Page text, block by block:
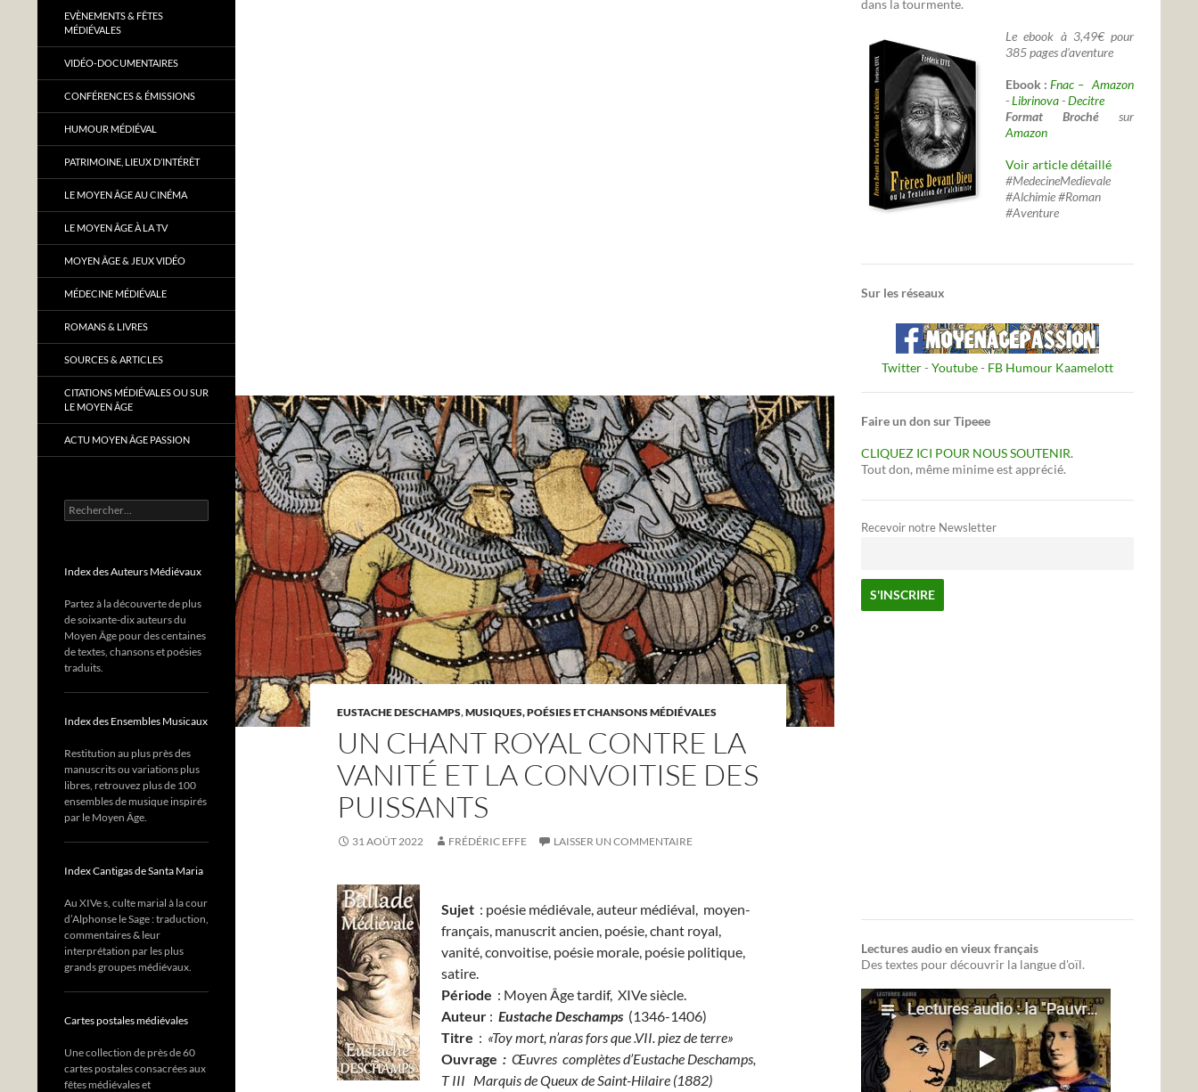
EUSTACHE DESCHAMPS,MUSIQUES, POÉSIES ET CHANSONS MÉDIÉVALES
UN CHANT ROYAL CONTRE LA
VANITÉ ET LA CONVOITISE DES
PUISSANTS
31 AOÛT 2022 FRÉDÉRIC EFFE LAISSER UN COMMENTAIRE
Sujet : poésie médiévale, auteur médiéval, moyen-
français, manuscrit ancien, poésie, chant royal,
vanité, convoitise, poésie morale, poésie politique,
satire.
Période : Moyen Âge tardif, XIVe siècle.
Auteur : Eustache Deschamps (1346-1406)
Titre : «Toy mort, n’aras fors que .VII. piez de terre»
Ouvrage : Œuvres complètes d’Eustache Deschamps,
T III Marquis de Queux de Saint-Hilaire (1882)
dans la tourmente.
Le ebook à 3,49€ pour
385 pages d'aventure
Ebook :Fnac – Amazon
-Librinova-Decitre
Format Broché sur
Amazon
Voir article détaillé
#MedecineMedievale
#Alchimie #Roman
#Aventure
Sur les réseaux
Twitter- Youtube- FB Humour Kaamelott
Faire un don sur Tipeee
CLIQUEZ ICI POUR NOUS SOUTENIR.
Tout don, même minime est apprécié.
Recevoir notre Newsletter
Lectures audio en vieux français
Des textes pour découvrir la langue d'oïl.
EVÈNEMENTS & FÊTES
MÉDIÉVALES
VIDÉO-DOCUMENTAIRES
CONFÉRENCES & ÉMISSIONS
HUMOUR MÉDIÉVAL
PATRIMOINE, LIEUX D’INTÉRÊT
LE MOYEN ÂGE AU CINÉMA
LE MOYEN ÂGE À LA TV
MOYEN ÂGE & JEUX VIDÉO
MÉDECINE MÉDIÉVALE
ROMANS & LIVRES
SOURCES & ARTICLES
CITATIONS MÉDIÉVALES OU SUR
LE MOYEN ÂGE
ACTU MOYEN ÂGE PASSION
Rechercher :
Index des Auteurs Médiévaux
Partez à la découverte de plus
de soixante-dix auteurs du
Moyen Âge pour des centaines
de textes, chansons et poésies
traduits.
Index des Ensembles Musicaux
Restitution au plus près des
manuscrits ou variations plus
libres, retrouvez plus de 100
ensembles de musique inspirés
par le Moyen Âge.
Index Cantigas de Santa Maria
Au XIVe s, culte marial à la cour
d’Alphonse le Sage : traduction,
commentaires & leur
interprétation par les plus
grands groupes médiévaux.
Cartes postales médiévales
Une collection de près de 60
cartes postales consacrées aux
fêtes médiévales et